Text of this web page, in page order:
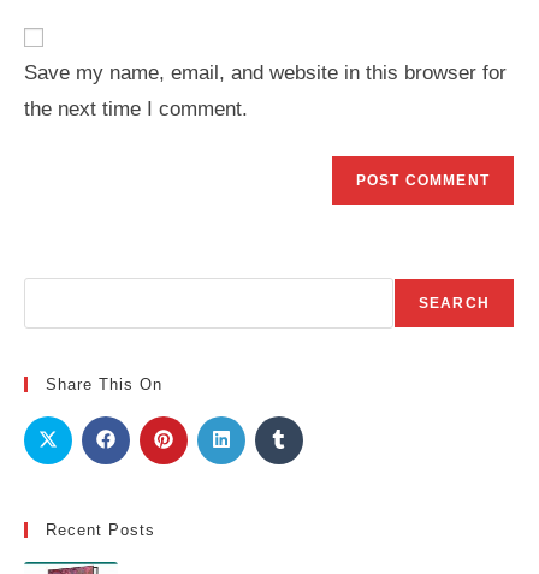
URL
(optional)
Save my name, email, and website in this browser for
the next time I comment.
SEARCH
Share This On
Recent Posts